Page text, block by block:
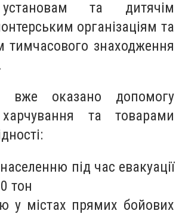
та дитячім
організаціям та
тимчасового знаходження
вже оказано допомогу
та товарами
під час евакуації
тон
у містах прямих бойових